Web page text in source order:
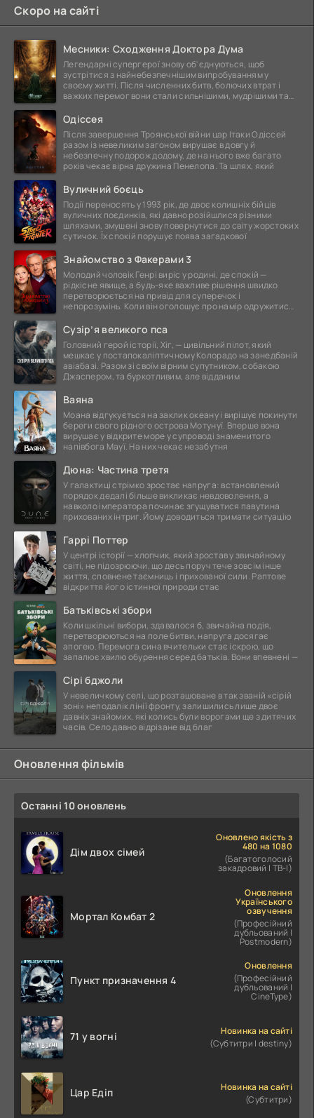
Скоро на сайті
Месники: Сходження Доктора Дума
Легендарні супергерої знову об'єднуються, щоб
зустрітися з найнебезпечнішим випробуванням у
своєму житті. Після численних битв, болючих втрат і
важких перемог вони стали сильнішими, мудрішими та
Одіссея
Після завершення Троянської війни цар Ітаки Одіссей
разом із невеликим загоном вирушає в довгу й
небезпечну подорож додому, де на нього вже багато
років чекає вірна дружина Пенелопа. Та шлях, який
Вуличний боєць
Події переносять у 1993 рік, де двоє колишніх бійців
вуличних поєдинків, які давно розійшлися різними
шляхами, змушені знову повернутися до світу жорстоких
сутичок. Їх спокій порушує поява загадкової
Знайомство з Факерами 3
Молодий чоловік Генрі виріс у родині, де спокій —
рідкісне явище, а будь-яке важливе рішення швидко
перетворюється на привід для суперечок і
непорозумінь. Коли він оголошує про намір одружитися,
Сузір’я великого пса
Головний герой історії, Хіг, — цивільний пілот, який
мешкає у постапокаліптичному Колорадо на занедбаній
авіабазі. Разом зі своїм вірним супутником, собакою
Джаспером, та буркотливим, але відданим
Ваяна
Моана відгукується на заклик океану і вирішує покинути
береги свого рідного острова Мотунуї. Вперше вона
вирушає у відкрите море у супроводі знаменитого
напівбога Мауї. На них чекає незабутня
Дюна: Частина третя
У галактиці стрімко зростає напруга: встановлений
порядок дедалі більше викликає невдоволення, а
навколо імператора починає згущуватися павутина
прихованих інтриг. Йому доводиться тримати ситуацію
Гаррі Поттер
У центрі історії — хлопчик, який зростав у звичайному
світі, не підозрюючи, що десь поруч тече зовсім інше
життя, сповнене таємниць і прихованої сили. Раптове
відкриття його істинної природи стає
Батьківські збори
Коли шкільні вибори, здавалося б, звичайна подія,
перетворюються на поле битви, напруга досягає
апогею. Перемога сина вчительки стає іскрою, що
запалює хвилю обурення серед батьків. Вони впевнені —
Сірі бджоли
У невеличкому селі, що розташоване в так званій «сірій
зоні» неподалік лінії фронту, залишились лише двоє
давніх знайомих, які колись були ворогами ще з дитячих
часів. Село давно відрізане від благ
Оновлення фільмів
Останні 10 оновлень
Дім двох сімей
Оновлено якість з
480 на 1080
(Багатоголосий
закадровий | ТВ-І)
Мортал Комбат 2
Оновлення
Українського
озвучення
(Професійний
дубльований |
Postmodern)
Пункт призначення 4
Оновлення
(Професійний
дубльований |
CineType)
71 у вогні
Новинка на сайті
(Субтитри | destiny)
Цар Едіп
Новинка на сайті
(Субтитри)